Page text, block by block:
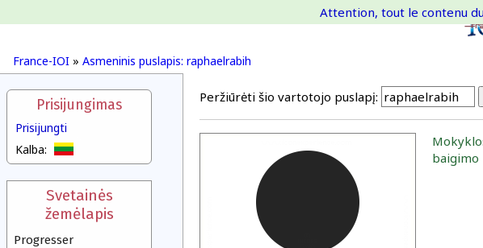
France-IOI » Asmeninis puslapis: raphaelrabih
Attention, tout le contenu
Prisijungimas
Prisijungti
Kalba:
Svetainės
žemėlapis
Progresser
Peržiūrėti šio vartotojo puslapį:
baigimo